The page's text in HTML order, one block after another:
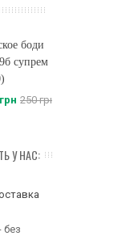
боди
супрем
250 грн
У НАС:
без